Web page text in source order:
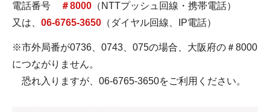
電話番号 ＃8000 （NTTプッシュ回線・携帯電話）
又は、 06-6765-3650 （ダイヤル回線、IP電話）
※市外局番が0736、0743、075の場合、大阪府の＃8000
につながりません。
恐れ入りますが、06-6765-3650をご利用ください。